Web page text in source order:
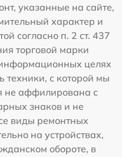
указанные на сайте,
характер и
согласно п. 2 ст. 437
торговой марки
целях
техники, с которой мы
не аффилирована с
знаков и не
виды ремонтных
на устройствах,
обороте, в